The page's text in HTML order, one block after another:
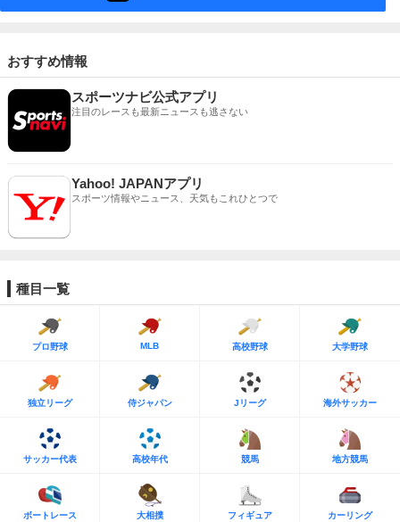
おすすめ情報
スポーツナビ公式アプリ
注目のレースも最新ニュースも逃さない
Yahoo! JAPANアプリ
スポーツ情報やニュース、天気もこれひとつで
種目一覧
プロ野球 MLB 高校野球 大学野球
独立リーグ 侍ジャパン Jリーグ 海外サッカー
サッカー代表 高校年代 競馬 地方競馬
ボートレース 大相撲 フィギュア カーリング